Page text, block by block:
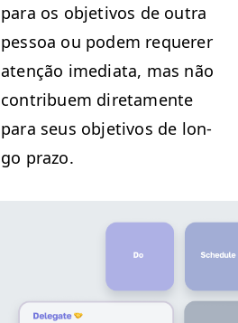
para os obje­tivos de out­ra
pes­soa ou podem requer­er
atenção ime­di­a­ta, mas não
con­tribuem dire­ta­mente
para seus obje­tivos de lon­
go prazo.